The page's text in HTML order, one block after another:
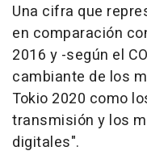
Una cifra que
en comparación
2016 y -según el
cambiante de los
Tokio 2020 como
transmisión y los
digitales".